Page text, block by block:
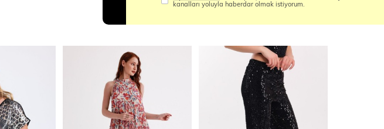
kanalları yoluyla haberdar olmak istiyorum.